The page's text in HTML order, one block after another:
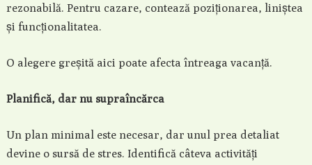
rezonabilă. Pentru cazare, contează poziționarea, liniștea
și funcționalitatea.
O alegere greșită aici poate afecta întreaga vacanță.
Planifică, dar nu supraîncărca
Un plan minimal este necesar, dar unul prea detaliat
devine o sursă de stres. Identifică câteva activități